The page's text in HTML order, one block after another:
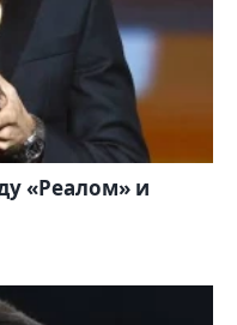
«Реалом» и